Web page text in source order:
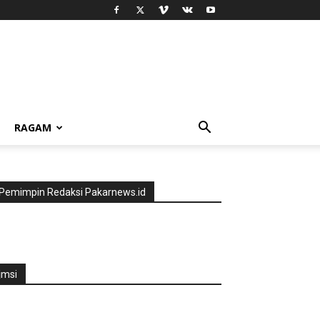
RAGAM
Pemimpin Redaksi Pakarnews.id